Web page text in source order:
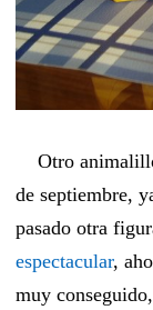
Otro
de septiembre,
pasado otra
espectacular,
muy